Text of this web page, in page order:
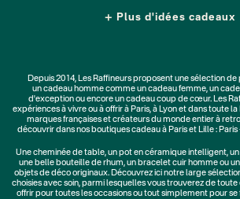
Plus d'idées cadeaux
Depuis 2014, Les Raffineurs proposent une sélection
uncadeau hommecomme un cadeau femme, un
d'exceptionou encore un cadeau coup de cœur. Les
expériences à vivreou à offrir à Paris, à Lyon et dans toute
marquesfrançaises et créateurs du monde entier à
découvrir dans nos boutiques cadeau à Paris et Lille : Paris
Unecheminée de table, unpot en céramique intelligent, un
une belle bouteille de rhum, un bracelet cuir hommeou un
objets de déco originaux. Découvrez ici notre large
choisies avec soin, parmi lesquelles vous trouverez de
offrir pour toutes les occasions ou tout simplement pour se